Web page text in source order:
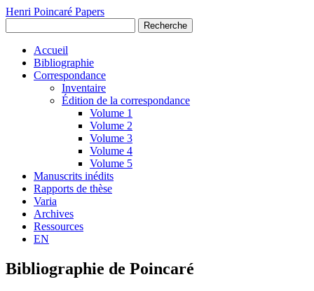
Henri Poincaré Papers
Recherche
Accueil
Bibliographie
Correspondance
Inventaire
Édition de la correspondance
Volume 1
Volume 2
Volume 3
Volume 4
Volume 5
Manuscrits inédits
Rapports de thèse
Varia
Archives
Ressources
EN
Bibliographie de Poincaré